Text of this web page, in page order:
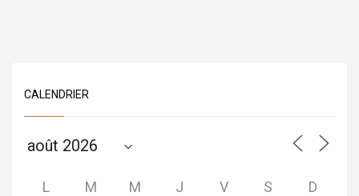
CALENDRIER
L M M J V S D